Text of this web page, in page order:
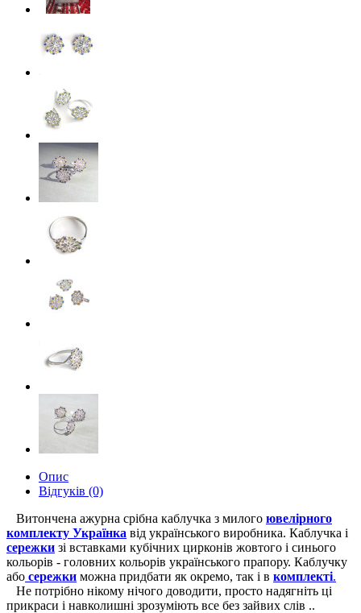
Опис
Відгуків (0)
Витонченa ажурна срібна каблучка з милого ювелірного
комплекту Українка від українського виробника. Каблучка і
сережки зі вставками кубічних цирконів жовтого і синього
кольорів - головних кольорів українського прапору. Каблучку
або сережки можна придбати як окремо, так і в комплекті.
Не потрібно нікому нічого доводити, просто надягніть ці
прикраси і навколишні зрозуміють все без зайвих слів ..